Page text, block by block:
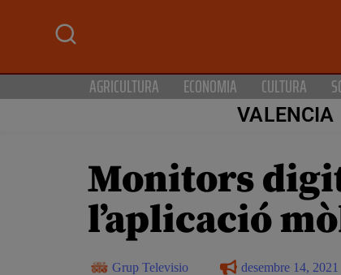
AGRICULTURA ECONOMIA CULTURA
VALENCIA
Monitors
l’aplicació
Grup Televisio desembre 14, 2021